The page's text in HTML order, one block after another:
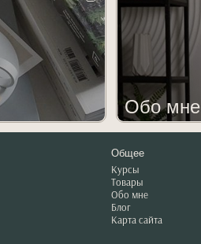
Обо мне
Общее
Курсы
Товары
Обо мне
Блог
Карта сайта